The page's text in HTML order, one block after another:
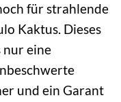
für strahlende
Kaktus. Dieses
nur eine
und ein Garant